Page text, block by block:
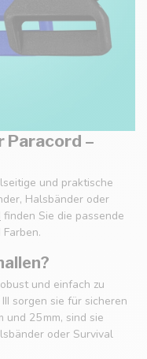
–
und praktische
Halsbänder oder
finden Sie die passende
und einfach zu
sorgen sie für sicheren
und 25 mm, sind sie
oder Survival